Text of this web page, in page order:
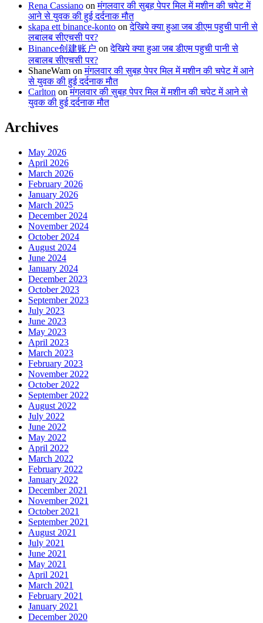
Rena Cassiano onमंगलवार की सुबह पेपर मिल में मशीन की चपेट में
आने से युवक की हुई दर्दनाक मौत
skapa ett binance-konto onदेखिये क्या हुआ जब डीएम पहुची पानी से
लबालब सीएचसी पर?
Binance创建账户 onदेखिये क्या हुआ जब डीएम पहुची पानी से
लबालब सीएचसी पर?
ShaneWam onमंगलवार की सुबह पेपर मिल में मशीन की चपेट में आने
से युवक की हुई दर्दनाक मौत
Carlton onमंगलवार की सुबह पेपर मिल में मशीन की चपेट में आने से
युवक की हुई दर्दनाक मौत
Archives
May 2026
April 2026
March 2026
February 2026
January 2026
March 2025
December 2024
November 2024
October 2024
August 2024
June 2024
January 2024
December 2023
October 2023
September 2023
July 2023
June 2023
May 2023
April 2023
March 2023
February 2023
November 2022
October 2022
September 2022
August 2022
July 2022
June 2022
May 2022
April 2022
March 2022
February 2022
January 2022
December 2021
November 2021
October 2021
September 2021
August 2021
July 2021
June 2021
May 2021
April 2021
March 2021
February 2021
January 2021
December 2020